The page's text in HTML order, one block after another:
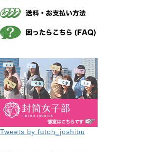
Tweets by futoh_joshibu